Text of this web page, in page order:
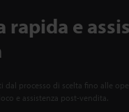
rapida e
dal processo di scelta fino alle
e assistenza post-vendita.